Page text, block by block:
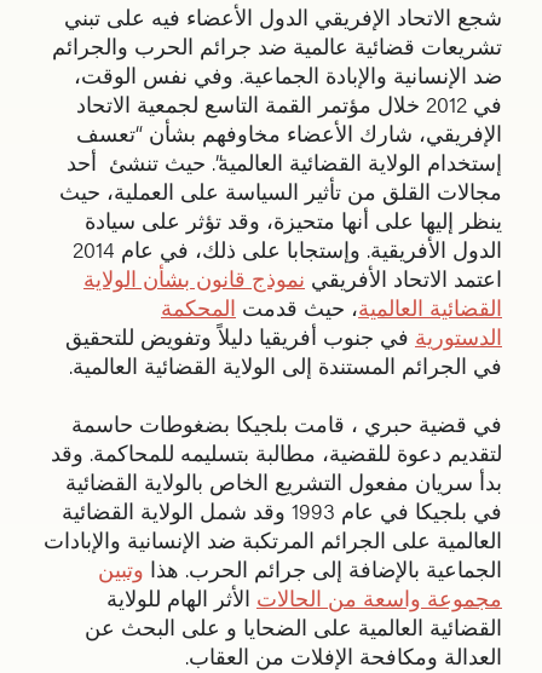
شجع الاتحاد الإفريقي الدول الأعضاء فيه على تبني
تشريعات قضائية عالمية ضد جرائم الحرب والجرائم
ضد الإنسانية والإبادة الجماعية. وفي نفس الوقت،
في 2012 خلال مؤتمر القمة التاسع لجمعية الاتحاد
الإفريقي، شارك الأعضاء مخاوفهم بشأن “تعسف
إستخدام الولاية القضائية العالمية”. حيث تنشئ أحد
مجالات القلق من تأثير السياسة على العملية، حيث
ينظر إليها على أنها متحيزة، وقد تؤثر على سيادة
الدول الأفريقية. وإستجابا على ذلك، في عام 2014
اعتمد الاتحاد الأفريقي نموذج قانون بشأن الولاية
القضائية العالمية، حيث قدمت المحكمة
الدستورية في جنوب أفريقيا دليلاً وتفويض للتحقيق
في الجرائم المستندة إلى الولاية القضائية العالمية.
في قضية حبري ، قامت بلجيكا بضغوطات حاسمة
لتقديم دعوة للقضية، مطالبة بتسليمه للمحاكمة. وقد
بدأ سريان مفعول التشريع الخاص بالولاية القضائية
في بلجيكا في عام 1993 وقد شمل الولاية القضائية
العالمية على الجرائم المرتكبة ضد الإنسانية والإبادات
الجماعية بالإضافة إلى جرائم الحرب. هذا وتبين
مجموعة واسعة من الحالات الأثر الهام للولاية
القضائية العالمية على الضحايا و على البحث عن
العدالة ومكافحة الإفلات من العقاب.